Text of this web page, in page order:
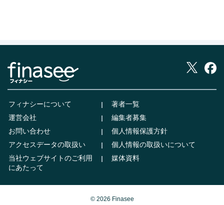
フィナシーについて
著者一覧
運営会社
編集者募集
お問い合わせ
個人情報保護方針
アクセスデータの取扱い
個人情報の取扱いについて
当社ウェブサイトのご利用
にあたって
媒体資料
© 2026 Finasee